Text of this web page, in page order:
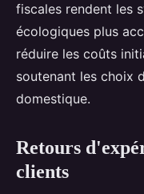
fiscales rendent les
écologiques plus
réduire les coûts
soutenant les choix
domestique.
Retours
clients